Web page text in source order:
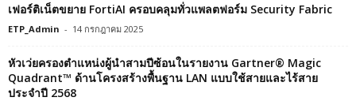
เฟอร์ติเน็ตขยาย FortiAI ครอบคลุมทั่วแพลตฟอร์ม Security Fabric
ETP_Admin - 14 กรกฎาคม 2025
หัวเว่ยครองตำแหน่งผู้นำสามปีซ้อนในรายงาน Gartner® Magic
Quadrant™ ด้านโครงสร้างพื้นฐาน LAN แบบใช้สายและไร้สาย
ประจำปี 2568